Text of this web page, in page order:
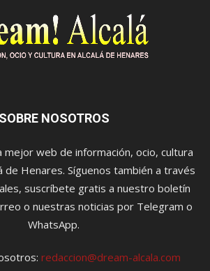
SOBRE NOSOTROS
mejor web de información, ocio, cultura
de Henares. Síguenos también a través
suscríbete gratis a nuestro boletín
o nuestras noticias por Telegram o
WhatsApp.
redaccion@dream-alcala.com